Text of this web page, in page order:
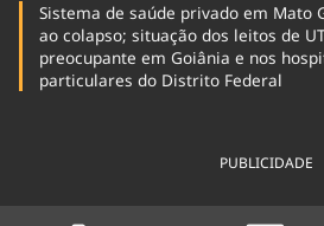
Sistema de saúde privado em Mato
ao colapso; situação dos leitos de
preocupante em Goiânia e nos
particulares do Distrito Federal
PUBLICIDADE